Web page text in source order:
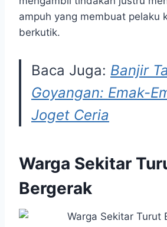
ampuh yang membuat pelaku
berkutik.
Baca Juga: Banjir
Goyangan: Emak-
Joget Ceria
Warga Sekitar
Bergerak